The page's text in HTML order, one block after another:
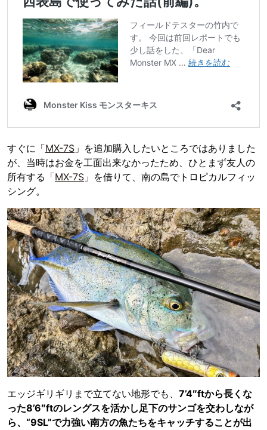
すぐに「MX-7S 」を追加購入したいところではありました
が、当時はお金を工面出来なかったため、ひとまず友人の
所有する「MX-7S 」を借りて、南の島でトロピカルフィッ
シング。
エッジギリギリまで立てない地形でも、 7’4″ftから長くな
った8’6″ftのレングスを活かし足下のサンゴを交わしなが
ら、“9SL”で力強い南方の魚たちをキャッチすることが出